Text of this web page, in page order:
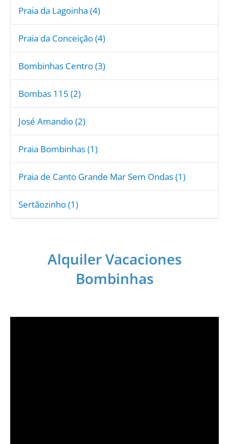
Praia da Lagoinha (4)
Praia da Conceição (4)
Bombinhas Centro (3)
Bombas 115 (2)
José Amandio (2)
Praia Bombinhas (1)
Praia de Canto Grande Mar Sem Ondas (1)
Sertãozinho (1)
Alquiler Vacaciones
Bombinhas